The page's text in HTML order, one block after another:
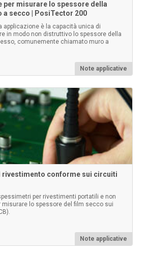
non certificati
controllo operativo dello strumento
di eseguire misurazioni di
Per saperne di più
sottili schermi per lenti in plastica per
per misurare lo spessore della
a secco | PosiTector 200
applicazione è la capacità unica di
in modo non distruttivo lo spessore della
comunemente chiamato muro a
Note applicative
rivestimento conforme sui circuiti
per rivestimenti portatili e non
misurare lo spessore del film secco sui
Note applicative